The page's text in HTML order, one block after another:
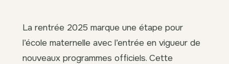
La rentrée 2025 marque une étape pour
l’école maternelle avec l’entrée en vigueur de
nouveaux programmes officiels. Cette